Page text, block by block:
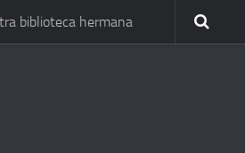
biblioteca hermana